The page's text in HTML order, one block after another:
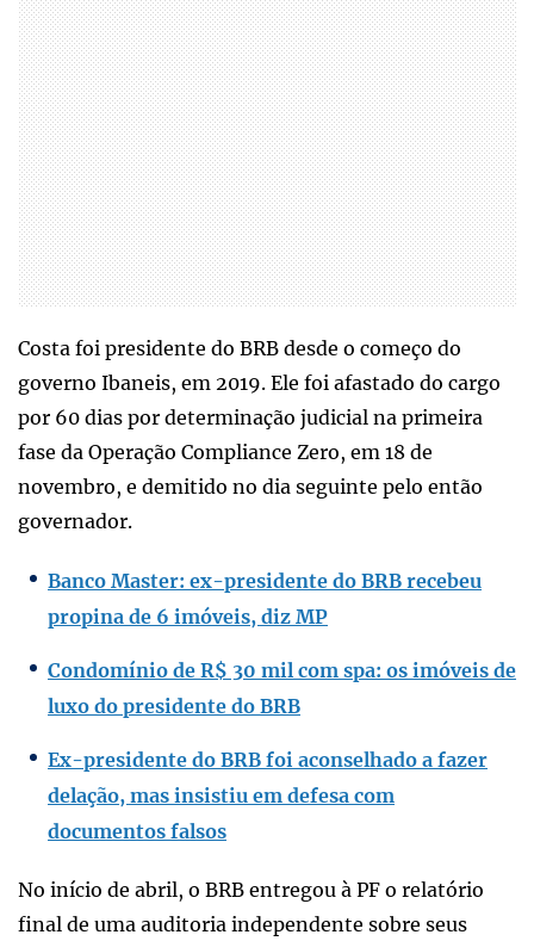
Costa foi presidente do BRB desde o começo do
governo Ibaneis, em 2019. Ele foi afastado do cargo
por 60 dias por determinação judicial na primeira
fase da Operação Compliance Zero, em 18 de
novembro, e demitido no dia seguinte pelo então
governador.
Banco Master: ex-presidente do BRB recebeu
propina de 6 imóveis, diz MP
Condomínio de R$ 30 mil com spa: os imóveis de
luxo do presidente do BRB
Ex-presidente do BRB foi aconselhado a fazer
delação, mas insistiu em defesa com
documentos falsos
No início de abril, o BRB entregou à PF o relatório
final de uma auditoria independente sobre seus